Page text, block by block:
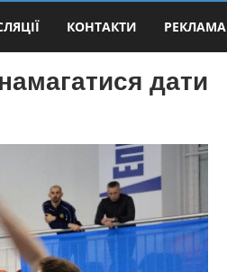
КОНТАКТИ РЕКЛАМА
дати